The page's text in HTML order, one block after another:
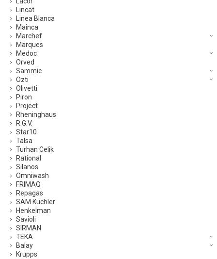
Lincat
Linea Blanca
Mainca
Marchef
Marques
Medoc
Orved
Sammic
Ozti
Olivetti
Piron
Project
Rheninghaus
R.G.V.
Star10
Talsa
Turhan Celik
Rational
Silanos
Omniwash
FRIMAQ
Repagas
SAM Kuchler
Henkelman
Savioli
SIRMAN
TEKA
Balay
Krupps